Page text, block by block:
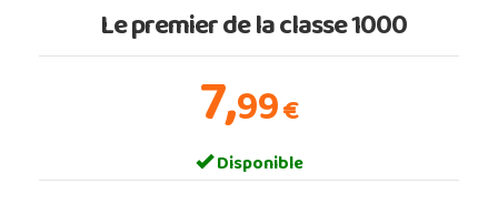
Le premier de la classe 1000
7,99€
Disponible